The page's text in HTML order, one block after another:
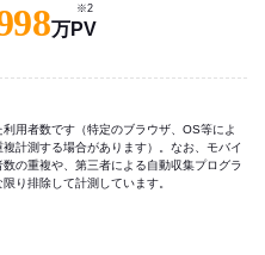
万PV
※2
用者数です（特定のブラウザ、OS等によ
計測する場合があります）。なお、モバイ
の重複や、第三者による自動収集プログラ
り排除して計測しています。